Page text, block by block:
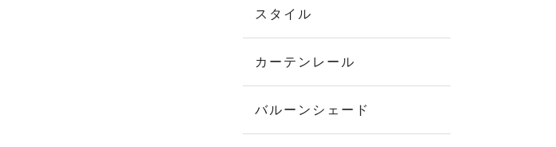
スタイル
カーテンレール
バルーンシェード